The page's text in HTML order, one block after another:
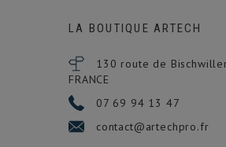
LA BOUTIQUE ARTECH
130 route de
FRANCE
07 69 94 13 47
contact@artechpro.fr